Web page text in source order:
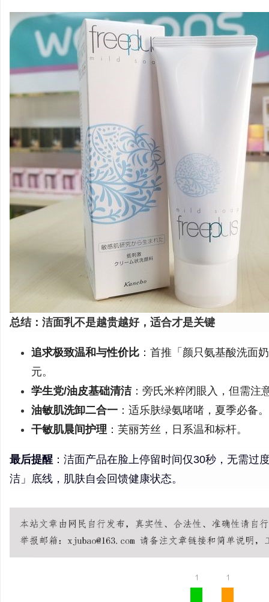
总结：洁面乳不是越贵越好，适合才是关键
追求极致温和与性价比 ：首推「颜只氨基酸洗面
元。
学生党/油皮基础清洁：旁氏米粹闭眼入，但需注
油敏肌洗卸二合一 ：适乐肤绿氨啫啫，夏季必备。
干敏肌晨间护理 ：芙丽芳丝，日系温和标杆。
最后提醒 ：洁面产品在脸上停留时间仅30秒，无需过
洁」底线，肌肤自会回馈健康状态。
1 1